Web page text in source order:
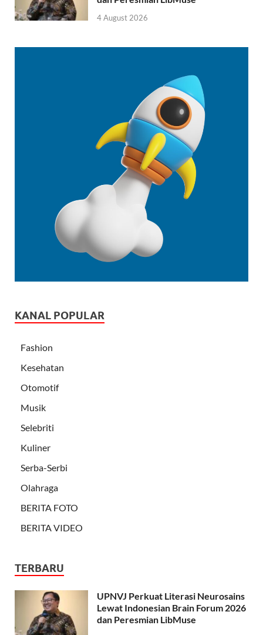
4 August 2026
KANAL POPULAR
Fashion
Kesehatan
Otomotif
Musik
Selebriti
Kuliner
Serba-Serbi
Olahraga
BERITA FOTO
BERITA VIDEO
TERBARU
UPNVJ Perkuat Literasi Neurosains
Lewat Indonesian Brain Forum 2026
dan Peresmian LibMuse